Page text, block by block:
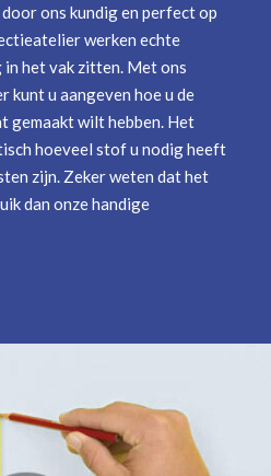
ons kundig en perfect op
werken echte
in het vak zitten. Met ons
u aangeven hoe u de
gemaakt wilt hebben. Het
hoeveel stof u nodig heeft
zijn. Zeker weten dat het
dan onze handige